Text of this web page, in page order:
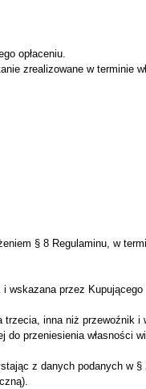
opłaceniu.
zrealizowane w terminie
§ 8 Regulaminu, w
przez Kupującego
inna niż przewoźnik i
przeniesienia własności
z danych podanych w